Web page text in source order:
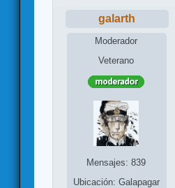
galarth
Moderador
Veterano
Mensajes: 839
Ubicación: Galapagar